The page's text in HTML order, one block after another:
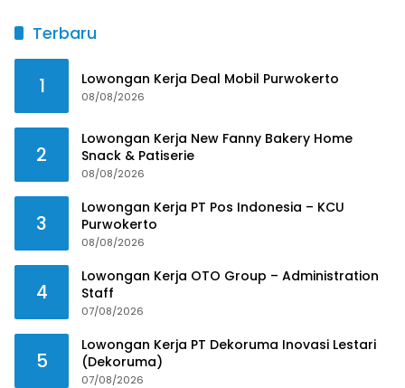
Terbaru
1 Lowongan Kerja Deal Mobil Purwokerto
08/08/2026
2
Lowongan Kerja New Fanny Bakery Home
Snack & Patiserie
08/08/2026
3
Lowongan Kerja PT Pos Indonesia – KCU
Purwokerto
08/08/2026
4
Lowongan Kerja OTO Group – Administration
Staff
07/08/2026
5
Lowongan Kerja PT Dekoruma Inovasi Lestari
(Dekoruma)
07/08/2026